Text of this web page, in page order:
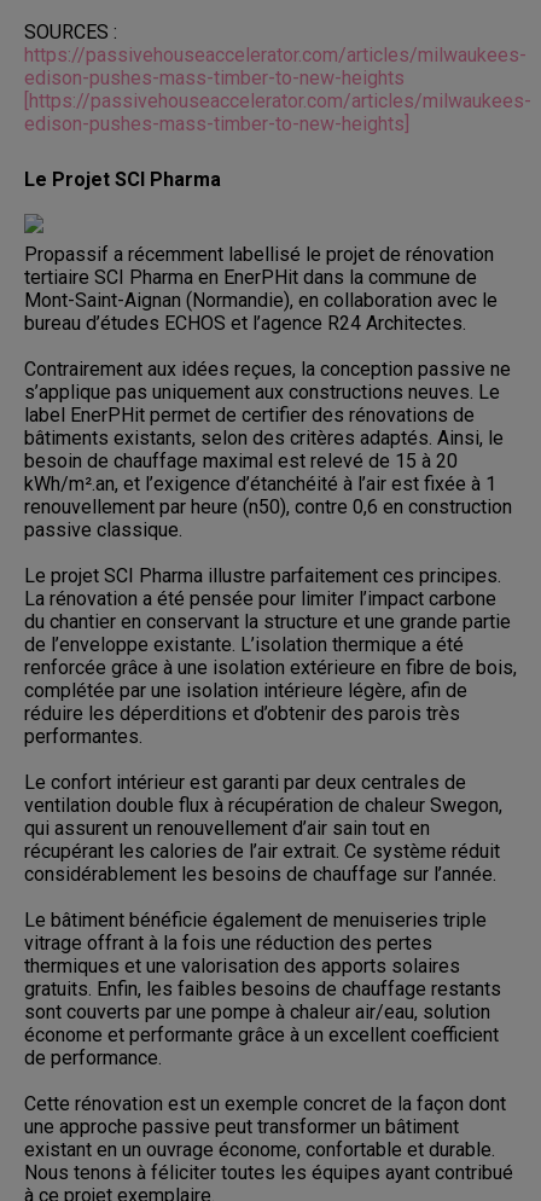
SOURCES :
https://passivehouseaccelerator.com/articles/milwaukees-
edison-pushes-mass-timber-to-new-heights
[https://passivehouseaccelerator.com/articles/milwaukees-
edison-pushes-mass-timber-to-new-heights]
Le Projet SCI Pharma
Propassif a récemment labellisé le projet de rénovation
tertiaire SCI Pharma en EnerPHit dans la commune de
Mont-Saint-Aignan (Normandie), en collaboration avec le
bureau d’études ECHOS et l’agence R24 Architectes.
Contrairement aux idées reçues, la conception passive ne
s’applique pas uniquement aux constructions neuves. Le
label EnerPHit permet de certifier des rénovations de
bâtiments existants, selon des critères adaptés. Ainsi, le
besoin de chauffage maximal est relevé de 15 à 20
kWh/m².an, et l’exigence d’étanchéité à l’air est fixée à 1
renouvellement par heure (n50), contre 0,6 en construction
passive classique.
Le projet SCI Pharma illustre parfaitement ces principes.
La rénovation a été pensée pour limiter l’impact carbone
du chantier en conservant la structure et une grande partie
de l’enveloppe existante. L’isolation thermique a été
renforcée grâce à une isolation extérieure en fibre de bois,
complétée par une isolation intérieure légère, afin de
réduire les déperditions et d’obtenir des parois très
performantes.
Le confort intérieur est garanti par deux centrales de
ventilation double flux à récupération de chaleur Swegon,
qui assurent un renouvellement d’air sain tout en
récupérant les calories de l’air extrait. Ce système réduit
considérablement les besoins de chauffage sur l’année.
Le bâtiment bénéficie également de menuiseries triple
vitrage offrant à la fois une réduction des pertes
thermiques et une valorisation des apports solaires
gratuits. Enfin, les faibles besoins de chauffage restants
sont couverts par une pompe à chaleur air/eau, solution
économe et performante grâce à un excellent coefficient
de performance.
Cette rénovation est un exemple concret de la façon dont
une approche passive peut transformer un bâtiment
existant en un ouvrage économe, confortable et durable.
Nous tenons à féliciter toutes les équipes ayant contribué
à ce projet exemplaire.